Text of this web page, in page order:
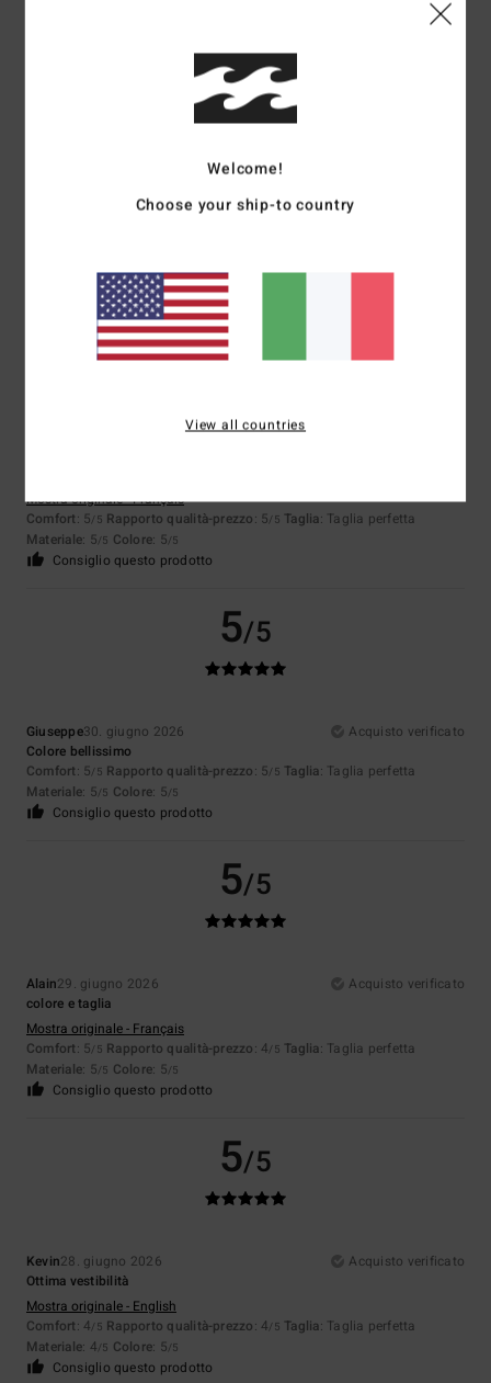
4/5
Consiglio questo prodotto
5 /5
Mostra originale - Français
Comfort: 5/5 Rapporto qualità-prezzo: 5/5 Taglia: Taglia perfetta
Materiale: 5/5 Colore: 5/5
Consiglio questo prodotto
5/5
Giuseppe30. giugno 2026
Acquisto verificato
Colore bellissimo
Comfort: 5/5 Rapporto qualità-prezzo: 5/5 Taglia: Taglia perfetta
Materiale: 5/5 Colore: 5/5
Consiglio questo prodotto
5/5
Alain29. giugno 2026
Acquisto verificato
colore e taglia
Mostra originale - Français
Comfort: 5/5 Rapporto qualità-prezzo: 4/5 Taglia: Taglia perfetta
Materiale: 5/5 Colore: 5/5
Consiglio questo prodotto
5/5
Kevin28. giugno 2026
Acquisto verificato
Ottima vestibilità
Mostra originale - English
Comfort: 4/5 Rapporto qualità-prezzo: 4/5 Taglia: Taglia perfetta
Materiale: 4/5 Colore: 5/5
Consiglio questo prodotto
Welcome!
Choose your ship-to country
View all countries